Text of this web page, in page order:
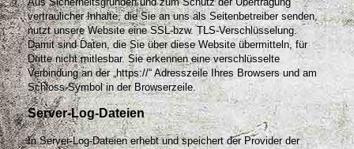
vertraulicher Inhalte, die Sie an uns als Seitenbetreiber senden,
nutzt unsere Website eine SSL-bzw. TLS-Verschlüsselung.
Damit sind Daten, die Sie über diese Website übermitteln, für
Dritte nicht mitlesbar. Sie erkennen eine verschlüsselte
Verbindung an der „https://“ Adresszeile Ihres Browsers und am
Schloss-Symbol in der Browserzeile.
Server-Log-Dateien
In Server-Log-Dateien erhebt und speichert der Provider der